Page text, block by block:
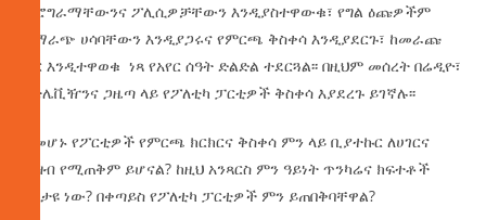
ፕሮግራማቸውንና ፖሊሲዎቻቸውን እንዲያስተዋውቁ፣ የግል ዕጩዎችም
አማራጭ ሀሳባቸውን እንዲያጋሩና የምርጫ ቅስቀሳ እንዲያደርጉ፣ ከመራጩ
ጋር እንዲተዋወቁ ነጻ የአየር ሰዓት ድልድል ተደርጓል፡፡ በዚህም መሰረት በሬዲዮ፣
በቴሌቪዥንና ጋዜጣ ላይ የፖለቲካ ፓርቲዎች ቅስቀሳ እያደረጉ ይገኛሉ፡፡
ለመሆኑ የፖርቲዎች የምርጫ ክርክርና ቅስቀሳ ምን ላይ ቢያተኩር ለሀገርና
ህዝብ የሚጠቅም ይሆናል? ከዚህ አንጻርስ ምን ዓይነት ጥንካሬና ክፍተቶች
እየታዩ ነው? በቀጣይስ የፖለቲካ ፓርቲዎች ምን ይጠበቅባቸዋል?